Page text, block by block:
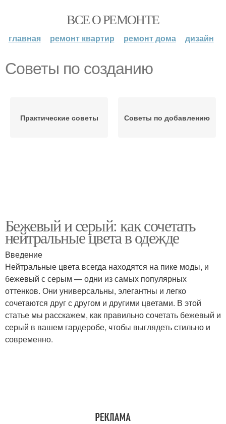
ВСЕ О РЕМОНТЕ
главная ремонт квартир ремонт дома дизайн
Советы по созданию
Практические советы Советы по добавлению
Бежевый и серый: как сочетать
нейтральные цвета в одежде
Введение
Нейтральные цвета всегда находятся на пике моды, и
бежевый с серым — одни из самых популярных
оттенков. Они универсальны, элегантны и легко
сочетаются друг с другом и другими цветами. В этой
статье мы расскажем, как правильно сочетать бежевый и
серый в вашем гардеробе, чтобы выглядеть стильно и
современно.